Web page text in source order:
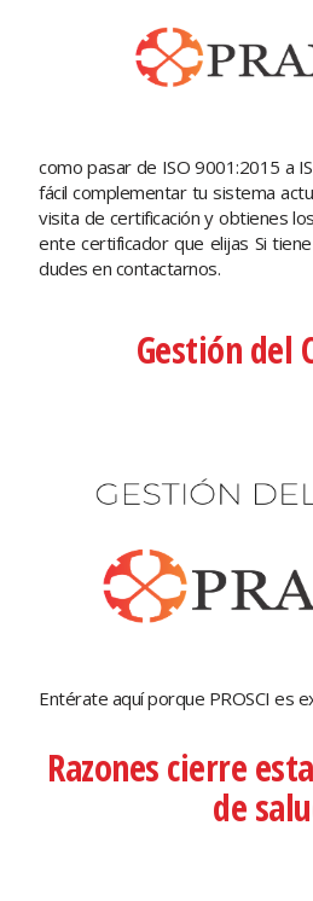
como pasar de ISO 9001:2015 a
fácil complementar tu sistema
visita de certificación y obtienes
ente certificador que elijas Si
dudes en contactarnos.
Gestión del
Entérate aquí porque PROSCI es
Razones cierre
de